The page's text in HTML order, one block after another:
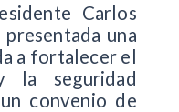
Carlos
una
a fortalecer el
la seguridad
convenio de